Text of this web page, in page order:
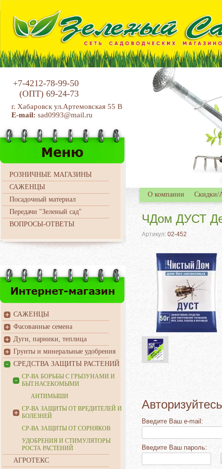
+7-4212-78-99-50
(ОПТ) 69-24-73
г. Хабаровск ул.Артемовская 55 В
E-mail: sad0993@mail.ru
О компании Скидки/
РОЗНИЧНЫЕ МАГАЗИНЫ
САЖЕНЦЫ
Посадочный материал
Передачи "Зеленый сад"
ВОПРОСЫ-ОТВЕТЫ
САЖЕНЦЫ
Фасованные семена
Дуги, парники, теплица
Грунты и минеральные удобрения
СРЕДСТВА ЗАЩИТЫ РАСТЕНИЙ
СР-ВА БОРЬБЫ С ГРЫЗУНАМИ И
БЫТ.НАСЕКОМЫМИ
АНТИМЫШИ
СР-ВА ЗАЩИТЫ ОТ ВРЕДИТЕЛЕЙ И
БОЛЕЗНЕЙ
СР-ВА ЗАЩИТЫ ОТ СОРНЯКОВ
УДОБРЕНИЯ И СТИМУЛЯТОРЫ
РОСТА РАСТЕНИЙ
АГРОТЕКС
ЧДом ДУСТ
Артикул: 02-452
Введите Ваш e-mail:
Введите Ваш пароль: